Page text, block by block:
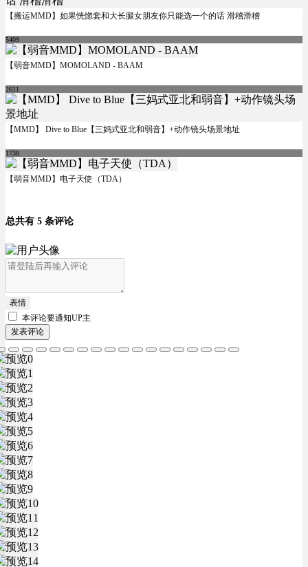
【搬运MMD】如果恍惚套和大长腿女朋友你只能选一个的话 滑稽滑稽
5409
【弱音MMD】MOMOLAND - BAAM
2611
【MMD】 Dive to Blue【三妈式亚北和弱音】+动作镜头场景地址
1738
【弱音MMD】电子天使（TDA）
总共有 5 条评论
表情
本评论要通知UP主
发表评论